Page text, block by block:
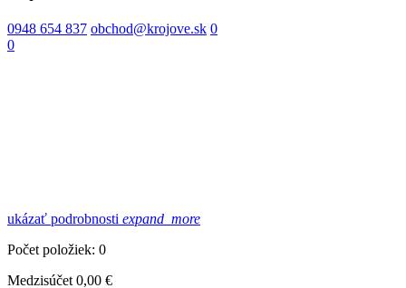
0948 654 837 obchod@krojove.sk 0
0
ukázať podrobnosti expand_more
Počet položiek: 0
Medzisúčet 0,00 €